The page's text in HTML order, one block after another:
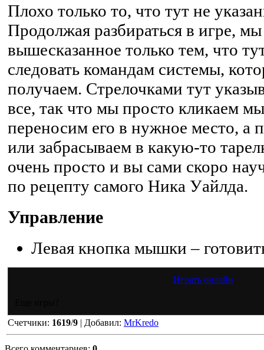
Плохо только то, что тут не
Продолжая разбираться в игре,
вышесказанное только тем, что
следовать командам системы,
получаем. Стрелочками тут
все, так что мы просто кликаем
переносим его в нужное место, а
или забрасываем в какую-то
очень просто и вы сами скоро
по рецепту самого Ника Уайлда.
Управление
Левая кнопка мышки –
Играть онлайн
Счетчики: 1619/9 | Добавил: MrKredo